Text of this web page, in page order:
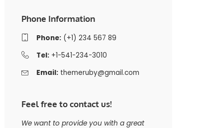
Phone Information
Phone:(+1) 234 567 89
Tel:+1-541-234-3010
Email: themeruby@gmail.com
Feel free to contact us!
We want to provide you with a great